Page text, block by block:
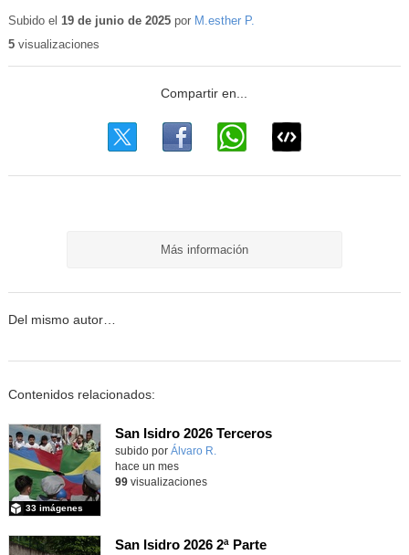
educativo
Subido el 19 de junio de 2025por M.esther P.
5visualizaciones
Más información
Del mismo autor…
Contenidos relacionados:
San Isidro 2026 Terceros
Contenido educativo.
subido por Álvaro R.
33 imágenes
hace un mes
99visualizaciones
San Isidro 2026 2ª Parte